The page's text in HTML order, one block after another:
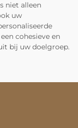
niet alleen
uw
cohesieve en
bij uw doelgroep.